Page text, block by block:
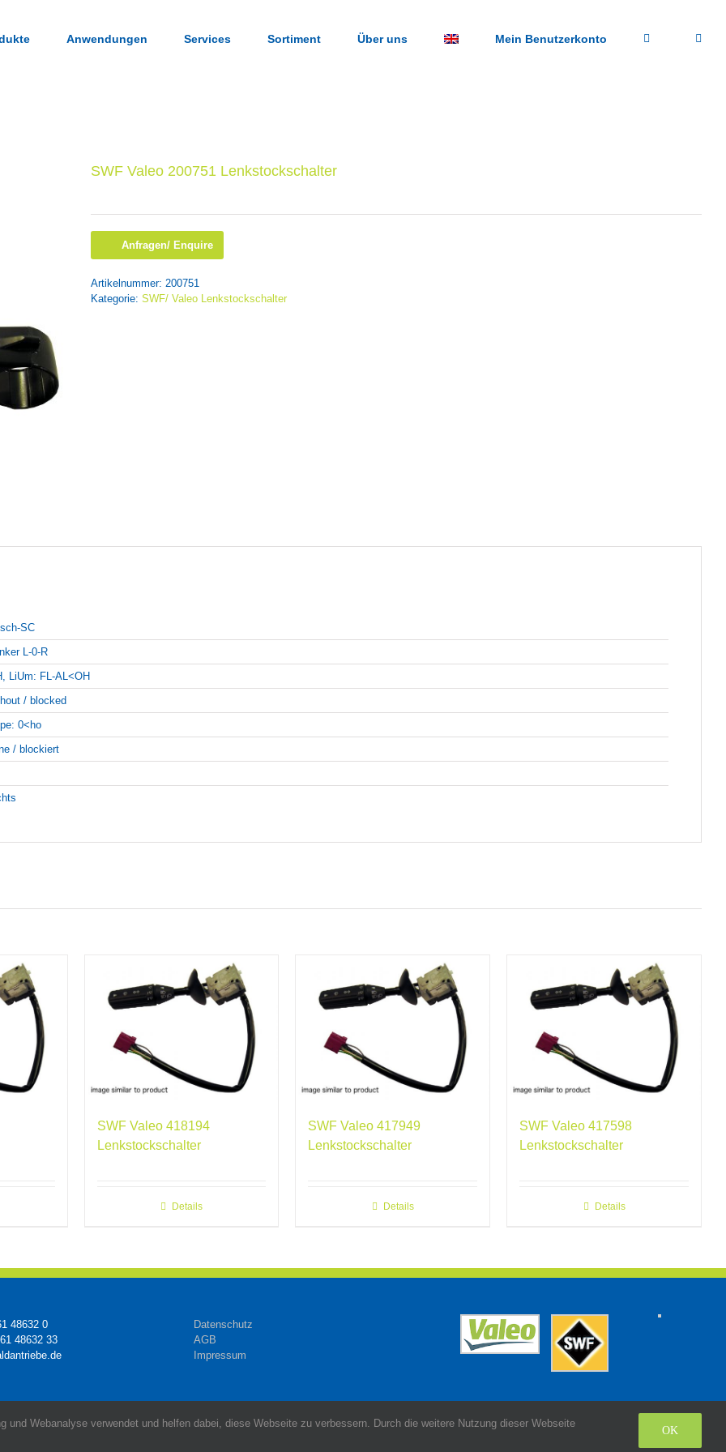
Anwendungen Services Sortiment Über uns Mein Benutzerkonto
SWF Valeo 200751 Lenkstockschalter
Anfragen/ Enquire
Artikelnummer: 200751
Kategorie: SWF/ Valeo Lenkstockschalter
SC
L-0-R
LiUm: FL-AL<OH
/ blocked
0<ho
/ blockiert
SWF Valeo 418194
Lenkstockschalter
Details
SWF Valeo 417949
Lenkstockschalter
Details
SWF Valeo 417598
Lenkstockschalter
Details
48632 0
48632 33
Datenschutz
AGB
Impressum
Webanalyse verwendet und helfen dabei, diese Webseite zu verbessern. Durch die weitere Nutzung dieser Webseite
OK